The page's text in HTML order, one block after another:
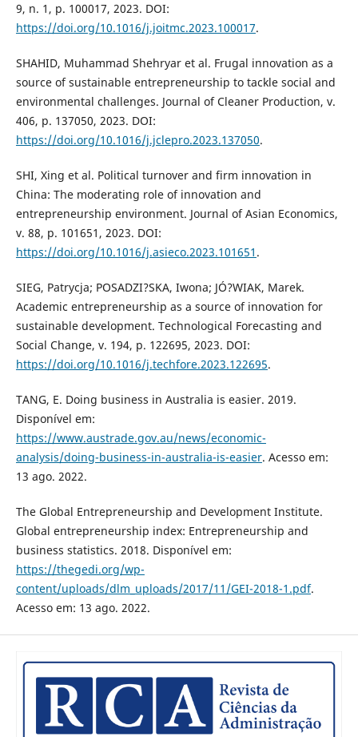
9, n. 1, p. 100017, 2023. DOI:
https://doi.org/10.1016/j.joitmc.2023.100017.
SHAHID, Muhammad Shehryar et al. Frugal innovation as a
source of sustainable entrepreneurship to tackle social and
environmental challenges. Journal of Cleaner Production, v.
406, p. 137050, 2023. DOI:
https://doi.org/10.1016/j.jclepro.2023.137050.
SHI, Xing et al. Political turnover and firm innovation in
China: The moderating role of innovation and
entrepreneurship environment. Journal of Asian Economics,
v. 88, p. 101651, 2023. DOI:
https://doi.org/10.1016/j.asieco.2023.101651 .
SIEG, Patrycja; POSADZI?SKA, Iwona; JÓ?WIAK, Marek.
Academic entrepreneurship as a source of innovation for
sustainable development. Technological Forecasting and
Social Change, v. 194, p. 122695, 2023. DOI:
https://doi.org/10.1016/j.techfore.2023.122695.
TANG, E. Doing business in Australia is easier. 2019.
Disponível em:
https://www.austrade.gov.au/news/economic-
analysis/doing-business-in-australia-is-easier. Acesso em:
13 ago. 2022.
The Global Entrepreneurship and Development Institute.
Global entrepreneurship index: Entrepreneurship and
business statistics. 2018. Disponível em:
https://thegedi.org/wp-
content/uploads/dlm_uploads/2017/11/GEI-2018-1.pdf.
Acesso em: 13 ago. 2022.